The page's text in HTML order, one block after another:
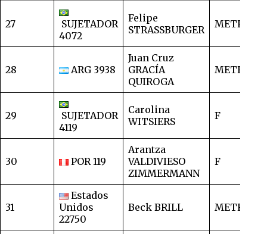
27
SUJETADOR
4072
Felipe
STRASSBURGER
METRO
28 ARG 3938
Juan Cruz
GRACÍA
QUIROGA
METRO
29
SUJETADOR
4119
Carolina
WITSIERS
F
30 POR 119
Arantza
VALDIVIESO
ZIMMERMANN
F
31
Estados
Unidos
22750
Beck BRILL METRO